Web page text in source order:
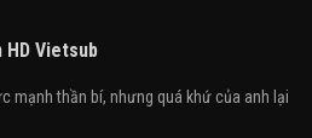
HD Vietsub
mạnh thần bí, nhưng quá khứ của anh lại